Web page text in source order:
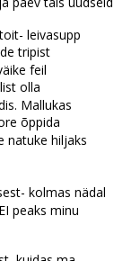
leivasupp
tripist
feil
olla
Mallukas
õppida
natuke hiljaks
kolmas nädal
peaks minu